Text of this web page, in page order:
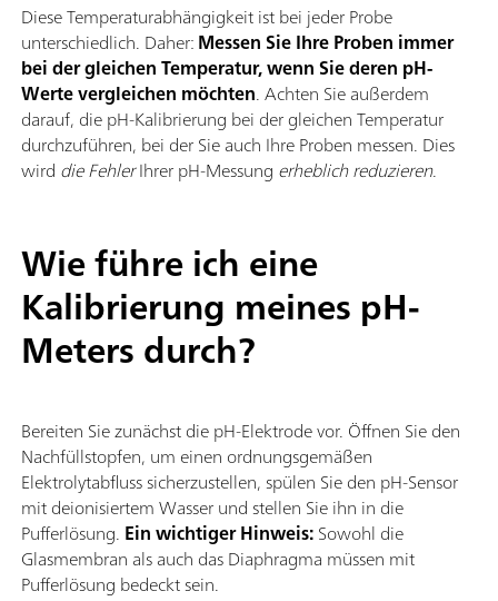
Diese Temperaturabhängigkeit ist bei jeder Probe
unterschiedlich. Daher:Messen Sie Ihre Proben immer
bei der gleichen Temperatur, wenn Sie deren pH-
Werte vergleichen möchten. Achten Sie außerdem
darauf, die pH-Kalibrierung bei der gleichen Temperatur
durchzuführen, bei der Sie auch Ihre Proben messen. Dies
wird die FehlerIhrer pH-Messung erheblich reduzieren.
Wie führe ich eine
Kalibrierung meines pH-
Meters durch?
Bereiten Sie zunächst die pH-Elektrode vor. Öffnen Sie den
Nachfüllstopfen, um einen ordnungsgemäßen
Elektrolytabfluss sicherzustellen, spülen Sie den pH-Sensor
mit deionisiertem Wasser und stellen Sie ihn in die
Pufferlösung. Ein wichtiger Hinweis:Sowohl die
Glasmembran als auch das Diaphragma müssen mit
Pufferlösung bedeckt sein.